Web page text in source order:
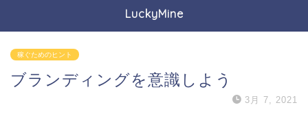
LuckyMine
稼ぐためのヒント
ブランディングを意識しよう
3月 7, 2021